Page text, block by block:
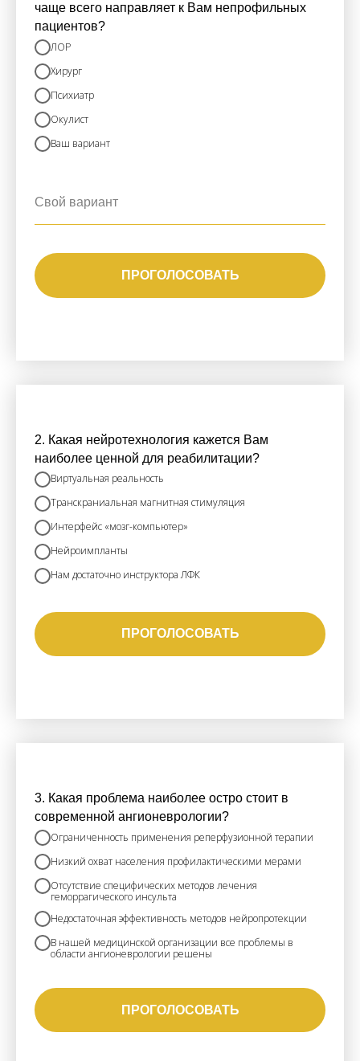
чаще всего направляет к Вам непрофильных
пациентов?
ЛОР
Хирург
Психиатр
Окулист
Ваш вариант
ПРОГОЛОСОВАТЬ
2. Какая нейротехнология кажется Вам
наиболее ценной для реабилитации?
Виртуальная реальность
Транскраниальная магнитная стимуляция
Интерфейс «мозг-компьютер»
Нейроимпланты
Нам достаточно инструктора ЛФК
ПРОГОЛОСОВАТЬ
3. Какая проблема наиболее остро стоит в
современной ангионеврологии?
Ограниченность применения реперфузионной терапии
Низкий охват населения профилактическими мерами
Отсутствие специфических методов лечения
геморрагического инсульта
Недостаточная эффективность методов нейропротекции
В нашей медицинской организации все проблемы в
области ангионеврологии решены
ПРОГОЛОСОВАТЬ